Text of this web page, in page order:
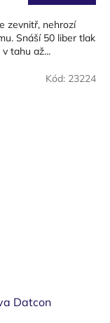
zevnitř, nehrozí
Snáší 50 liber tlak
tahu až...
Datcon
Kód: 23224